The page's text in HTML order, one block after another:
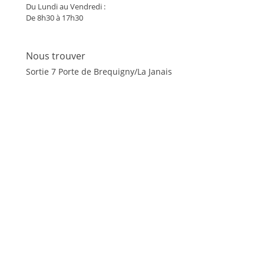
Du Lundi au Vendredi :
De 8h30 à 17h30
Nous trouver
Sortie 7 Porte de Brequigny/La Janais